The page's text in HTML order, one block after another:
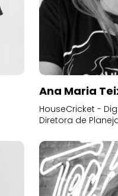
Ana Maria
HouseCricket -
Diretora de